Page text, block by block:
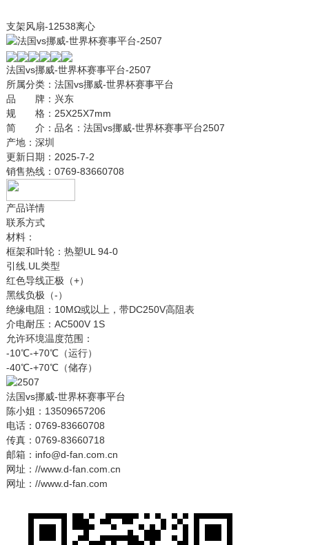
支架风扇-12538离心
法国vs挪威-世界杯赛事平台-2507
所属分类： 法国vs挪威-世界杯赛事平台
品 牌： 兴东
规 格： 25X25X7mm
简 介： 品名：法国vs挪威-世界杯赛事平台2507
产地：深圳
更新日期： 2025-7-2
销售热线： 0769-83660708
产品详情
联系方式
材料：
框架和叶轮：热塑UL 94-0
引线.UL类型
红色导线正极（+）
黑线负极（-）
绝缘电阻：10MΩ或以上，带DC250V高阻表
介电耐压：AC500V 1S
允许环境温度范围：
-10℃-+70℃（运行）
-40℃-+70℃（储存）
法国vs挪威-世界杯赛事平台
陈小姐：13509657206
电话：0769-83660708
传真：0769-83660718
邮箱：info@d-fan.com.cn
网址：//www.d-fan.com.cn
网址：//www.d-fan.com